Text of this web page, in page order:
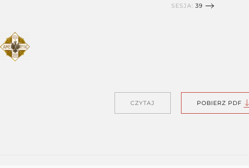
SESJA: 39
CZYTAJ POBIERZ PDF